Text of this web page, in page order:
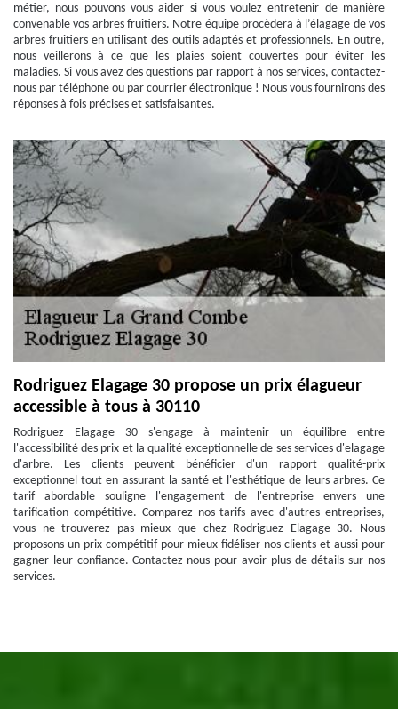
métier, nous pouvons vous aider si vous voulez entretenir de manière
convenable vos arbres fruitiers. Notre équipe procèdera à l’élagage de vos
arbres fruitiers en utilisant des outils adaptés et professionnels. En outre,
nous veillerons à ce que les plaies soient couvertes pour éviter les
maladies. Si vous avez des questions par rapport à nos services, contactez-
nous par téléphone ou par courrier électronique ! Nous vous fournirons des
réponses à fois précises et satisfaisantes.
Rodriguez Elagage 30 propose un prix élagueur
accessible à tous à 30110
Rodriguez Elagage 30 s'engage à maintenir un équilibre entre
l'accessibilité des prix et la qualité exceptionnelle de ses services d'elagage
d'arbre. Les clients peuvent bénéficier d'un rapport qualité-prix
exceptionnel tout en assurant la santé et l'esthétique de leurs arbres. Ce
tarif abordable souligne l'engagement de l'entreprise envers une
tarification compétitive. Comparez nos tarifs avec d'autres entreprises,
vous ne trouverez pas mieux que chez Rodriguez Elagage 30. Nous
proposons un prix compétitif pour mieux fidéliser nos clients et aussi pour
gagner leur confiance. Contactez-nous pour avoir plus de détails sur nos
services.